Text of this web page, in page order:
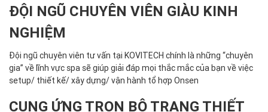
ĐỘI NGŨ CHUYÊN VIÊN GIÀU KINH
NGHIỆM
Đội ngũ chuyên viên tư vấn tại KOVITECH chính là những “chuyên
gia” về lĩnh vực spa sẽ giúp giải đáp mọi thắc mắc của bạn về việc
setup/ thiết kế/ xây dựng/ vận hành tổ hợp Onsen
CUNG ỨNG TRỌN BỘ TRANG THIẾT